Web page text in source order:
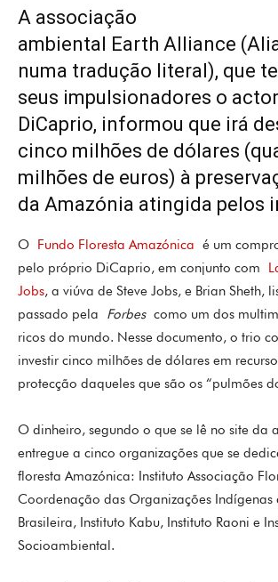
A associação
ambiental Earth Alliance
numa tradução literal), que
seus impulsionadores o actor
DiCaprio, informou que irá
cinco milhões de dólares
milhões de euros) à
da Amazónia atingida pelos
O Fundo Floresta Amazónica é um
pelo próprio DiCaprio, em conjunto com
Jobs, a viúva de Steve Jobs, e Brian Sheth,
passado pela Forbes como um dos
ricos do mundo. Nesse documento, o trio
investir cinco milhões de dólares em
protecção daqueles que são os “pulmões
O dinheiro, segundo o que se lê no site da
entregue a cinco organizações que se
floresta Amazónica: Instituto Associação
Coordenação das Organizações Indígenas
Brasileira, Instituto Kabu, Instituto Raoni e
Socioambiental.